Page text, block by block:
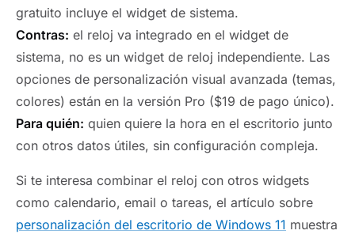
gratuito incluye el widget de sistema.
Contras: el reloj va integrado en el widget de
sistema, no es un widget de reloj independiente. Las
opciones de personalización visual avanzada (temas,
colores) están en la versión Pro ($19 de pago único).
Para quién: quien quiere la hora en el escritorio junto
con otros datos útiles, sin configuración compleja.
Si te interesa combinar el reloj con otros widgets
como calendario, email o tareas, el artículo sobre
personalización del escritorio de Windows 11 muestra